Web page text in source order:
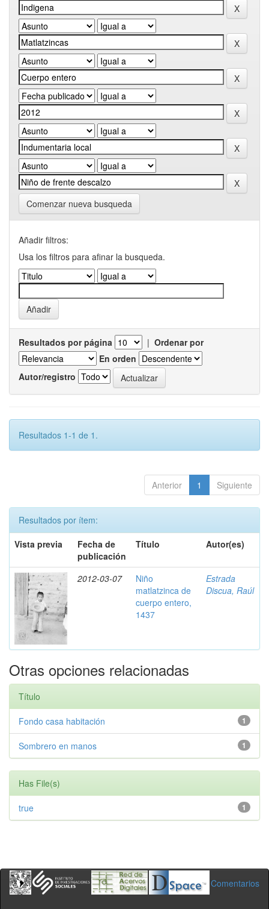
Comenzar nueva busqueda
Añadir filtros:
Usa los filtros para afinar la busqueda.
Resultados por página | Ordenar por
En orden
Autor/registro
Resultados 1-1 de 1.
Anterior 1 Siguiente
Resultados por ítem:
Vista previa
Fecha de
publicación
Título Autor(es)
2012-03-07
Niño
matlatzinca de
cuerpo entero,
1437
Estrada
Discua, Raúl
Otras opciones relacionadas
Título
1
Fondo casa habitación
1
Sombrero en manos
Has File(s)
1
true
Comentarios